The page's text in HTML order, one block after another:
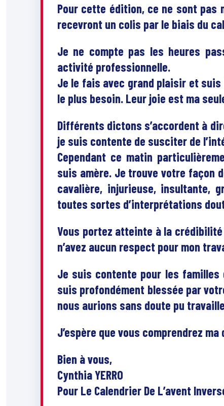
Pour cette édition, ce ne sont pas
recevront un colis par le biais du
Je ne compte pas les heures
activité professionnelle.
Je le fais avec grand plaisir et suis
le plus besoin. Leur joie est ma
Différents dictons s’accordent à
je suis contente de susciter de
Cependant ce matin
suis amère. Je trouve votre façon
cavalière, injurieuse, insultante,
toutes sortes d’interprétations
Vous portez atteinte à la
n’avez aucun respect pour mon
Je suis contente pour les familles
suis profondément blessée par
nous aurions sans doute pu
J’espère que vous comprendrez
Bien à vous,
Cynthia YERRO
Pour Le Calendrier De L’avent